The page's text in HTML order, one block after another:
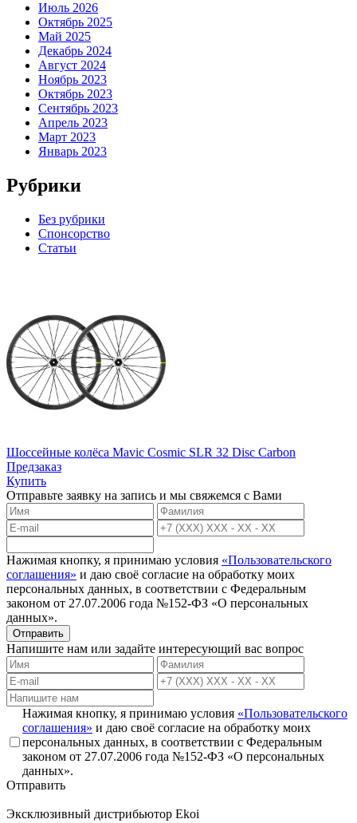
Июль 2026
Октябрь 2025
Май 2025
Декабрь 2024
Август 2024
Ноябрь 2023
Октябрь 2023
Сентябрь 2023
Апрель 2023
Март 2023
Январь 2023
Рубрики
Без рубрики
Спонсорство
Статьи
Шоссейные колёса Mavic Cosmic SLR 32 Disc Carbon
Предзаказ
Купить
Отправьте заявку на запись и мы свяжемся с Вами
Нажимая кнопку, я принимаю условия «Пользовательского
соглашения» и даю своё согласие на обработку моих
персональных данных, в соответствии с Федеральным
законом от 27.07.2006 года №152-ФЗ «О персональных
данных».
Отправить
Напишите нам или задайте интересующий вас вопрос
Нажимая кнопку, я принимаю условия «Пользовательского
соглашения» и даю своё согласие на обработку моих
персональных данных, в соответствии с Федеральным
законом от 27.07.2006 года №152-ФЗ «О персональных
данных».
Отправить
Эксклюзивный дистрибьютор Ekoi